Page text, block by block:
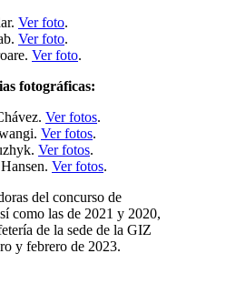
Ver foto.
Ver foto.
Ver foto.
fotográficas:
Ver fotos.
Ver fotos.
Ver fotos.
Ver fotos.
del concurso de
como las de 2021 y 2020,
de la sede de la GIZ
y febrero de 2023.